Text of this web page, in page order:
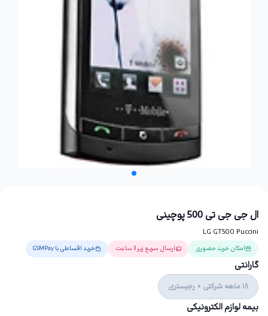
ال جی جی تی 500 پوچینی
LG GT500 Puccini
امکان خرید حضوری ارسال سریع زیر 3 ساعت خرید اقساطی با GSMPay
گارانتی
18 ماهه شرکتی + رجیستری
بیمه لوازم الکترونیکی